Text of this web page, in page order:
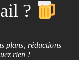
?
plans, réductions
rien !